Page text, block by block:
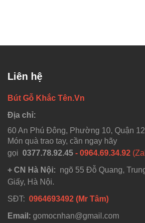
Liên hệ
Bút Gỗ Khắc Tên.Vn
Địa chỉ:
60 An Phú Đông, Phường 10, Quận
Món quà trao tay, cần ngay hãy
gọi 0377.78.92.45 - 0964.69.34.92
+ CN Hà Nội: ngõ 55 Đỗ Quang,
Giấy, Hà Nội.
SĐT: 0964693492 (Mr Tâm)
Email: gomocnhan@gmail.com